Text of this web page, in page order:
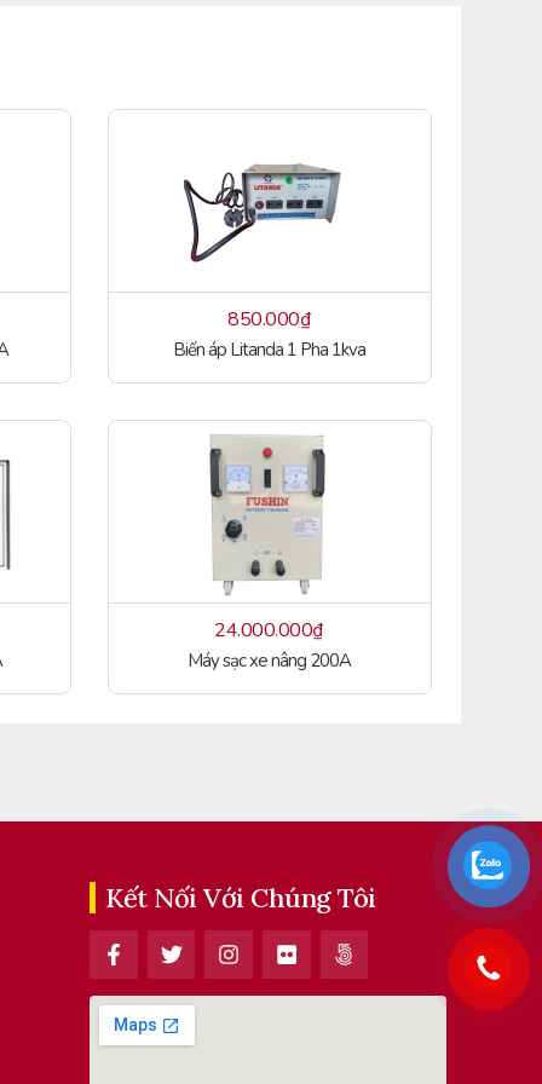
850.000₫
Biến áp Litanda 1 Pha 1kva
24.000.000₫
Máy sạc xe nâng 200A
Kết Nối Với Chúng Tôi